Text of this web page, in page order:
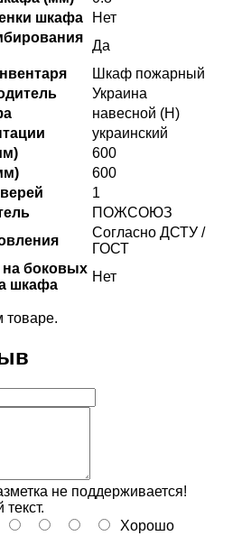
шкафа
Нет
Да
Шкаф пожарный
Украина
навесной (Н)
украинский
600
600
1
ПОЖСОЮЗ
Согласно ДСТУ /
ГОСТ
на боковых
шкафа
Нет
товаре.
не поддерживается!
Хорошо